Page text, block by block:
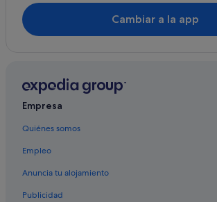
Campings de caravanas en Castelsardo
Cambiar a la app
Empresa
Quiénes somos
Empleo
Anuncia tu alojamiento
Publicidad